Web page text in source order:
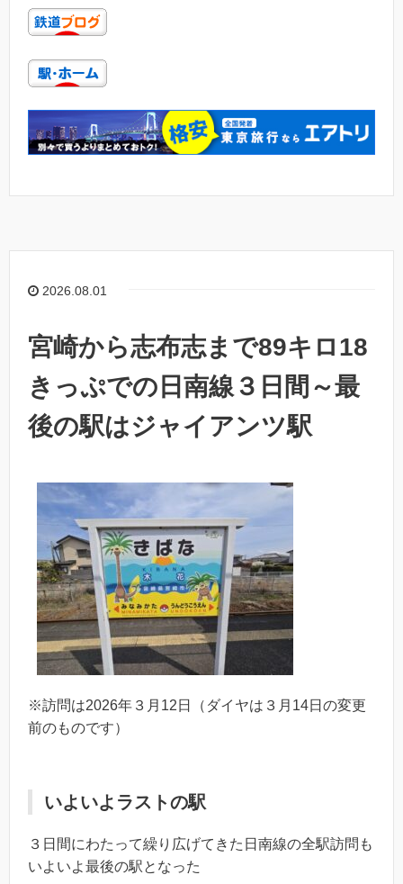
2026.08.01
宮崎から志布志まで89キロ18
きっぷでの日南線３日間～最
後の駅はジャイアンツ駅
※訪問は2026年３月12日（ダイヤは３月14日の変更
前のものです）
いよいよラストの駅
３日間にわたって繰り広げてきた日南線の全駅訪問も
いよいよ最後の駅となった